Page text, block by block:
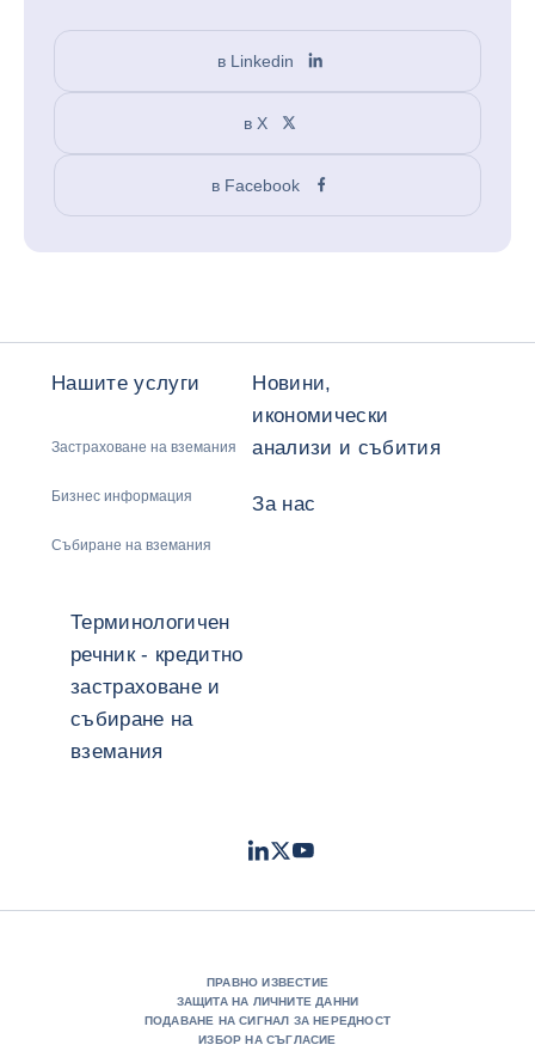
в Linkedin
в X
в Facebook
Нашите услуги
Застраховане на вземания
Бизнес информация
Събиране на вземания
Новини,
икономически
анализи и събития
За нас
Терминологичен
речник - кредитно
застраховане и
събиране на
вземания
LinkedIn
TwitterYoutube
ПРАВНО ИЗВЕСТИЕ
ЗАЩИТА НА ЛИЧНИТЕ ДАННИ
ПОДАВАНЕ НА СИГНАЛ ЗА НЕРЕДНОСТ
ИЗБОР НА СЪГЛАСИЕ